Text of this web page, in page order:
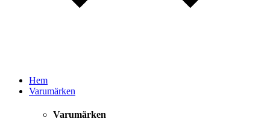
Hem
Varumärken
Varumärken